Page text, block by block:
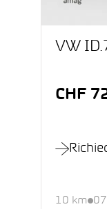
VW
CHF
10 km